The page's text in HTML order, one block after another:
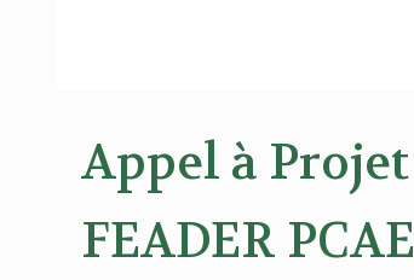
Appel à Projet
FEADER PCAE